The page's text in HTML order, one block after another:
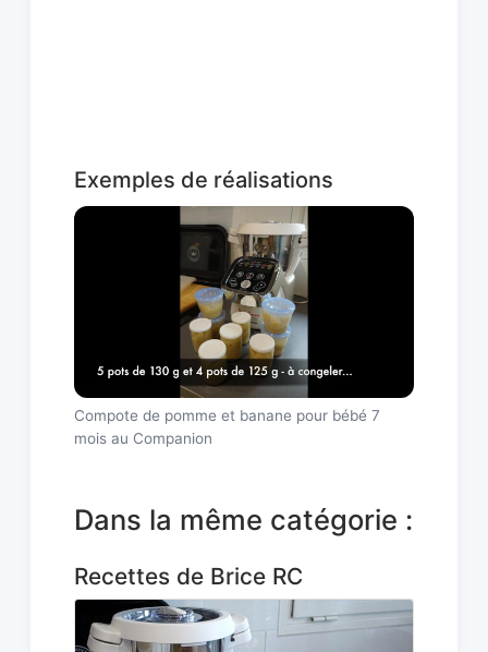
Exemples de réalisations
Compote de pomme et banane pour bébé 7
mois au Companion
Dans la même catégorie :
Recettes de Brice RC